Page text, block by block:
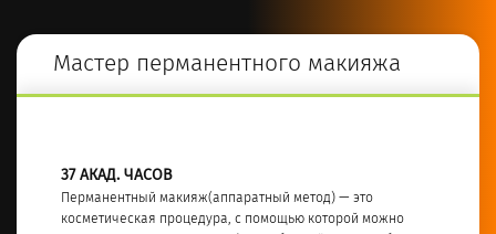
Мастер перманентного макияжа
37 АКАД. ЧАСОВ
Перманентный макияж(аппаратный метод) — это
косметическая процедура, с помощью которой можно